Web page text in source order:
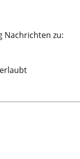
Nachrichten zu: